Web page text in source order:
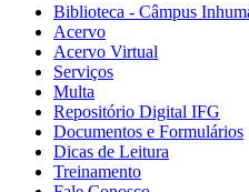
Biblioteca - Câmpus
Acervo
Acervo Virtual
Serviços
Multa
Repositório Digital IFG
Documentos e Formulários
Dicas de Leitura
Treinamento